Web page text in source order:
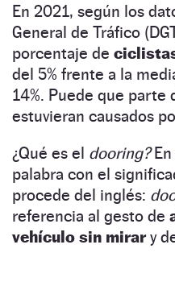
En 2021, según los
General de Tráfico
porcentaje de
del 5% frente a la
14%. Puede que parte
estuvieran causados
¿Qué es el dooring?En
palabra con el
procede del inglés:
referencia al gesto de
vehículo sin mirary